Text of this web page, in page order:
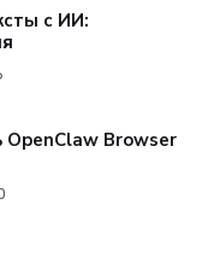
с ИИ:
OpenClaw Browser